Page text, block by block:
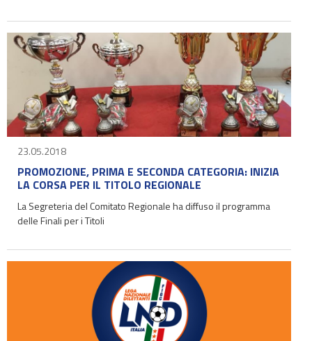
23.05.2018
PROMOZIONE, PRIMA E SECONDA CATEGORIA: INIZIA
LA CORSA PER IL TITOLO REGIONALE
La Segreteria del Comitato Regionale ha diffuso il programma
delle Finali per i Titoli